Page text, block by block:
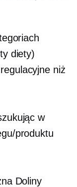
diety)
niż
w
produktu
Doliny